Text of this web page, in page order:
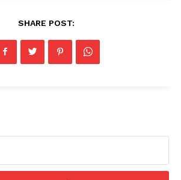
SHARE POST: